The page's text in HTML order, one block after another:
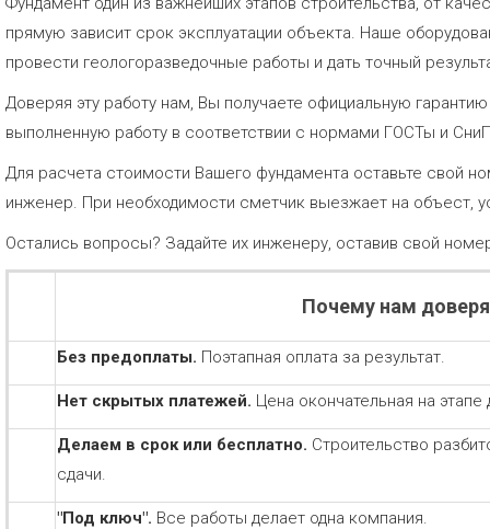
прямую зависит срок эксплуатации объекта. Наше
провести геологоразведочные работы и дать точный
Доверяя эту работу нам, Вы получаете официальную
выполненную работу в соответствии с нормами ГОСТы и
Для расчета стоимости Вашего фундамента оставьте свой
инженер. При необходимости сметчик выезжает на объест,
Остались вопросы? Задайте их инженеру, оставив свой
Почему нам
Без предоплаты. Поэтапная оплата за результат.
Нет скрытых платежей. Цена окончательная на этапе
Делаем в срок или бесплатно. Строительство
сдачи.
"Под ключ". Все работы делает одна компания.